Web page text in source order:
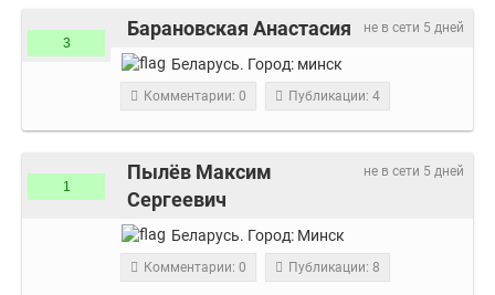
не в сети 5 дней
Барановская Анастасия
3
Беларусь. Город: минск
Комментарии: 0 Публикации: 4
не в сети 5 дней
Пылёв Максим
Сергеевич
1
Беларусь. Город: Минск
Комментарии: 0 Публикации: 8